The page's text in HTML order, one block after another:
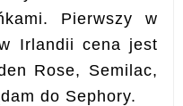
Pierwszy w
Irlandii cena jest
Rose, Semilac,
do Sephory.